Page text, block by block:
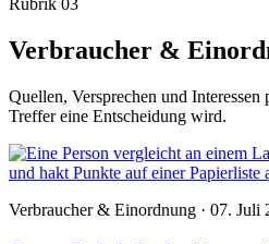
Rubrik 03
Verbraucher &
Quellen, Versprechen und Interessen
Treffer eine Entscheidung wird.
Verbraucher & Einordnung · 07. Juli